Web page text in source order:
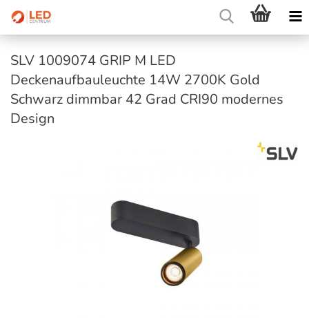
SLV 1009074 GRIP M LED
Deckenaufbauleuchte 14W 2700K Gold
Schwarz dimmbar 42 Grad CRI90 modernes
Design